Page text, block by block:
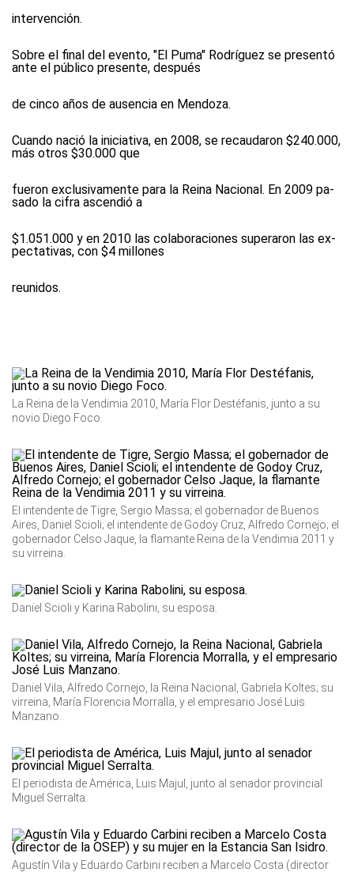
intervención.
Sobre el final del evento, "El Puma" Rodríguez se presentó
ante el público presente, después
de cinco años de ausencia en Mendoza.
Cuan­do na­ció la ini­cia­ti­va, en 2008, se re­cau­da­ron $240.000,
más otros $30.000 que
fue­ron ex­clu­si­va­men­te pa­ra la Rei­na Na­cio­nal. En 2009 pa­
sa­do la ci­fra as­cen­dió a
$1.051.000 y en 2010 las co­la­bo­ra­cio­nes su­pe­ra­ron las ex­
pec­ta­ti­vas, con $4 mi­llo­nes
reu­ni­dos.
La Reina de la Vendimia 2010, María Flor Destéfanis, junto a su
novio Diego Foco.
El intendente de Tigre, Sergio Massa; el gobernador de Buenos
Aires, Daniel Scioli; el intendente de Godoy Cruz, Alfredo Cornejo; el
gobernador Celso Jaque, la flamante Reina de la Vendimia 2011 y
su virreina.
Daniel Scioli y Karina Rabolini, su esposa.
Daniel Vila, Alfredo Cornejo, la Reina Nacional, Gabriela Koltes; su
virreina, María Florencia Morralla, y el empresario José Luis
Manzano.
El periodista de América, Luis Majul, junto al senador provincial
Miguel Serralta.
Agustín Vila y Eduardo Carbini reciben a Marcelo Costa (director